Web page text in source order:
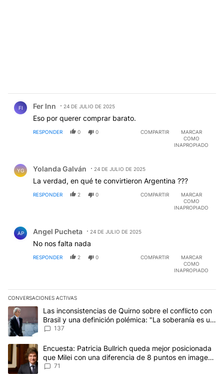
FI Fer Inn 24 DE JULIO DE 2025
Eso por querer comprar barato.
RESPONDER 0 0 COMPARTIR
MARCAR
COMO
INAPROPIADO
YG Yolanda Galván 24 DE JULIO DE 2025
La verdad, en qué te convirtieron Argentina ???
RESPONDER 2 0 COMPARTIR
MARCAR
COMO
INAPROPIADO
AP Angel Pucheta 24 DE JULIO DE 2025
No nos falta nada
RESPONDER 2 0 COMPARTIR
MARCAR
COMO
INAPROPIADO
CONVERSACIONES ACTIVAS
Este listado muestra los artículos con más comentarios en los
Un artículo de tendencia con el título "Las inconsistencias de
Las inconsistencias de Quirno sobre el conflicto con
Brasil y una definición polémica: "La soberanía es un
concepto antiguo"
137
Un artículo de tendencia con el título "Encuesta: Patricia
Encuesta: Patricia Bullrich queda mejor posicionada
que Milei con una diferencia de 8 puntos en imagen
negativa
71